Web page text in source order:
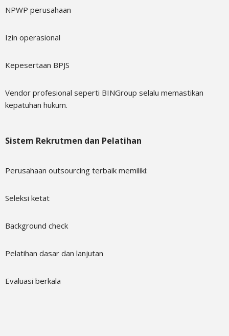
NPWP perusahaan
Izin operasional
Kepesertaan BPJS
Vendor profesional seperti BINGroup selalu memastikan
kepatuhan hukum.
Sistem Rekrutmen dan Pelatihan
Perusahaan outsourcing terbaik memiliki:
Seleksi ketat
Background check
Pelatihan dasar dan lanjutan
Evaluasi berkala